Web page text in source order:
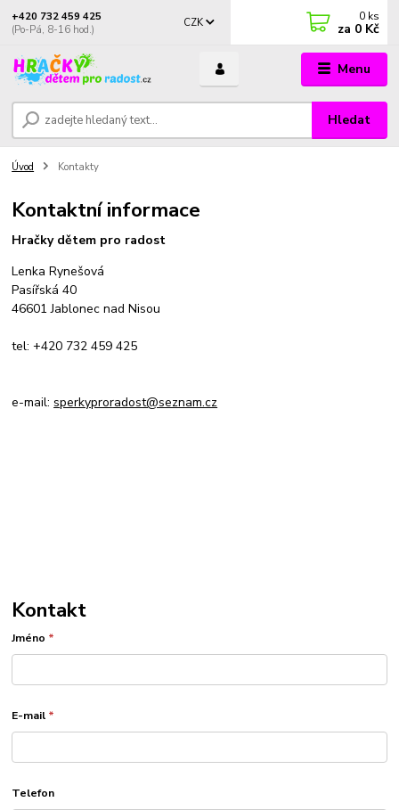
Menu
CZK
Hledat
+420 732 459 425
(Po-Pá, 8-16 hod.)
0 ks
za 0 Kč
Úvod Kontakty
Kontaktní informace
Hračky dětem pro radost
Lenka Rynešová
Pasířská 40
46601 Jablonec nad Nisou
tel: +420 732 459 425
e-mail:sperkyproradost@seznam.cz
Kontakt
Jméno *
E-mail *
Telefon